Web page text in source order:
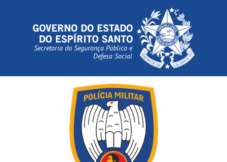
Secretaria da Segurança Pública e
Defesa Social